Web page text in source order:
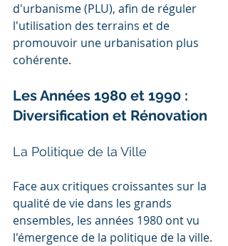
d'urbanisme (PLU), afin de réguler
l'utilisation des terrains et de
promouvoir une urbanisation plus
cohérente.
Les Années 1980 et 1990 :
Diversification et Rénovation
La Politique de la Ville
Face aux critiques croissantes sur la
qualité de vie dans les grands
ensembles, les années 1980 ont vu
l'émergence de la politique de la ville.